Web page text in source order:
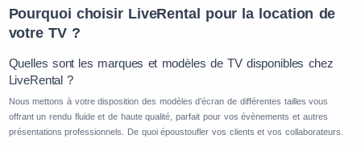
Pourquoi choisir LiveRental pour la location de
votre TV ?
Quelles sont les marques et modèles de TV disponibles chez
LiveRental ?
Nous mettons à votre disposition des modèles d’écran de différentes tailles vous
offrant un rendu fluide et de haute qualité, parfait pour vos évènements et autres
présentations professionnels. De quoi époustoufler vos clients et vos collaborateurs.